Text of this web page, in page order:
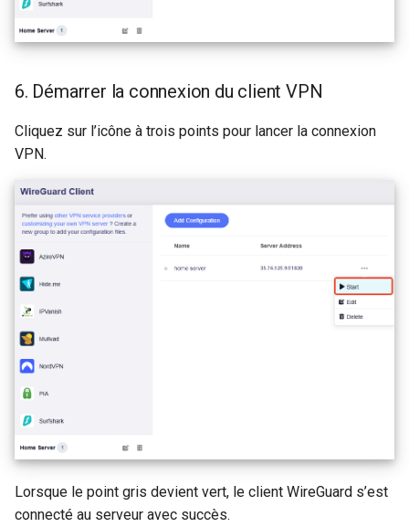
6. Démarrer la connexion du client VPN
Cliquez sur l’icône à trois points pour lancer la connexion
VPN.
Lorsque le point gris devient vert, le client WireGuard s’est
connecté au serveur avec succès.